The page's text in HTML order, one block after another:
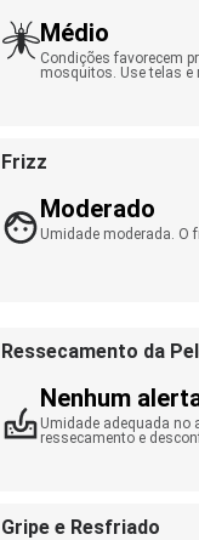
Médio
Condições favorecem
mosquitos. Use telas e
Frizz
Moderado
Umidade moderada. O
Ressecamento da
Nenhum
Umidade adequada no
ressecamento e
Gripe e Resfriado